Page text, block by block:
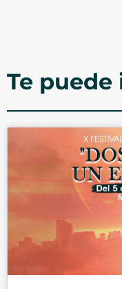
Te